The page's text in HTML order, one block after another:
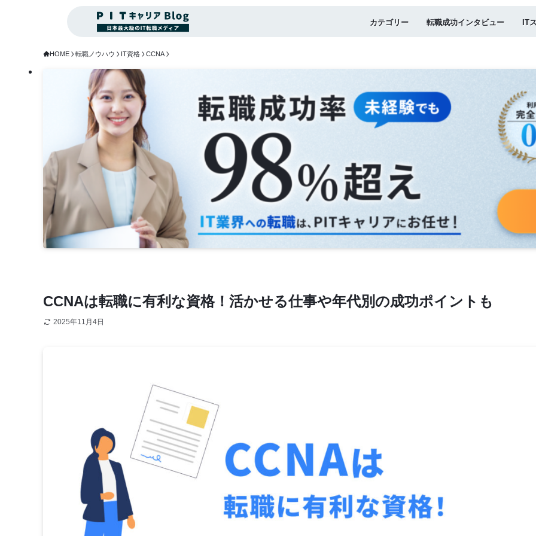
カテゴリー 転職成功インタビュー IT
HOME 転職ノウハウ IT資格 CCNA
CCNAは転職に有利な資格！活かせる仕事や年代別の成功ポイントも
2025年11月4日